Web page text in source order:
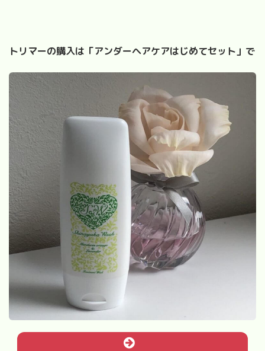
トリマーの購入は「アンダーヘアケアはじめてセット」で